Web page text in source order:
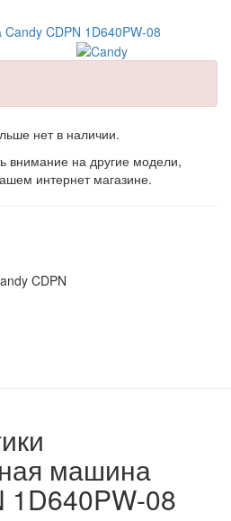
нет в наличии.
внимание на другие модели,
интернет магазине.
CDPN
машина
1D640PW-08